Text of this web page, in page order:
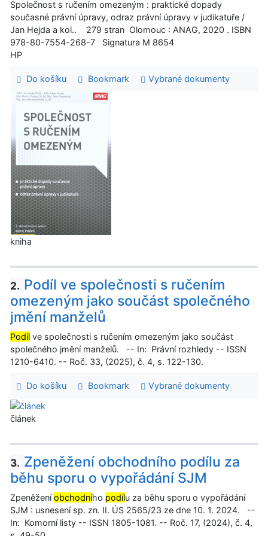
Společnost s ručením omezeným : praktické dopady
současné právní úpravy, odraz právní úpravy v judikatuře /
Jan Hejda a kol.. 279 stran Olomouc : ANAG, 2020 . ISBN
978-80-7554-268-7 Signatura M 8654
HP
Do košíku Bookmark Vybrané dokumenty
kniha
2. Podíl ve společnosti s ručením
omezeným jako součást společného
jmění manželů
Podíl ve společnosti s ručením omezeným jako součást
společného jmění manželů. -- In: Právní rozhledy -- ISSN
1210-6410. -- Roč. 33, (2025), č. 4, s. 122-130.
Do košíku Bookmark Vybrané dokumenty
článek
3. Zpeněžení obchodního podílu za
běhu sporu o vypořádání SJM
Zpeněženíobchodního podílu za běhu sporu o vypořádání
SJM : usnesení sp. zn. II. ÚS 2565/23 ze dne 10. 1. 2024. --
In: Komorní listy -- ISSN 1805-1081. -- Roč. 17, (2024), č. 4,